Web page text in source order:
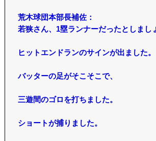
荒木球団本部長補佐：
若狭さん、1塁ランナーだったとしまし
ヒットエンドランのサインが出ました。
バッターの足がそこそこで、
三遊間のゴロを打ちました。
ショートが捕りました。